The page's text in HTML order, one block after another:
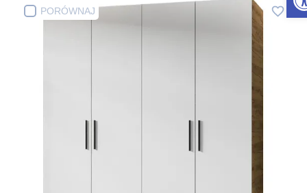
PORÓWNAJ